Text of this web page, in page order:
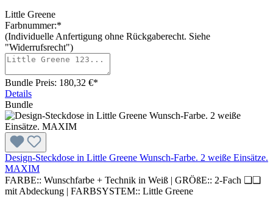
Little Greene
Farbnummer:*
(Individuelle Anfertigung ohne Rückgaberecht. Siehe
"Widerrufsrecht")
Bundle Preis: 180,32 €*
Details
Bundle
Design-Steckdose in Little Greene Wunsch-Farbe. 2 weiße Einsätze.
MAXIM
FARBE:: Wunschfarbe + Technik in Weiß | GRÖßE:: 2-Fach ❏❏
mit Abdeckung | FARBSYSTEM:: Little Greene